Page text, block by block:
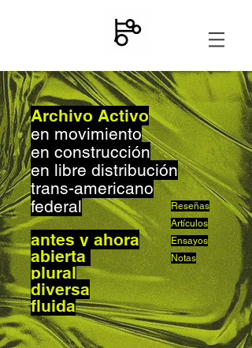
Archivo Activo
en movimiento
en construcción
en libre distribución
trans-americano
federal
Reseñas
Artículos
Ensayos
Notas
antes y ahora
abierta
plural
diversa
fluida